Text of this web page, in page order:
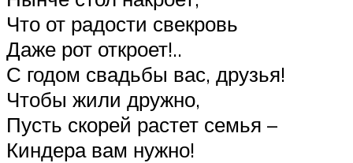
Что от радости свекровь
Даже рот откроет!..
С годом свадьбы вас, друзья!
Чтобы жили дружно,
Пусть скорей растет семья –
Киндера вам нужно!